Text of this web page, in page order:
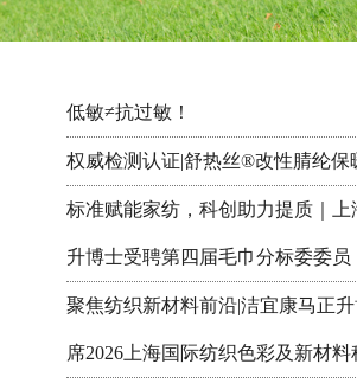
低敏≠抗过敏！
权威检测认证|舒热丝®改性腈纶保
标准赋能家纺，科创助力提质｜上
升博士受聘第四届毛巾分标委委员
聚焦纺织新材料前沿|洁宜康马正
席2026上海国际纺织色彩及新材